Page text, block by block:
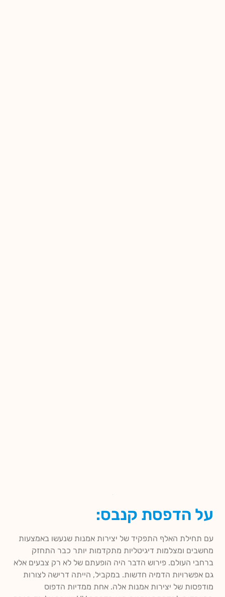
על הדפסת קנבס:
עם תחילת האלף התפקיד של יצירות אמנות שנעשו באמצעות
מחשבים ומצלמות דיגיטליות מתקדמות יותר כבר התחזק
ברחבי העולם. פירוש הדבר היה הופעתם של לא רק צבעים אלא
גם אפשרויות הדמיה חדשות. במקביל, הייתה דרישה לצורות
מודפסות של יצירות אמנות אלה. אחת ממדיות הדפוס